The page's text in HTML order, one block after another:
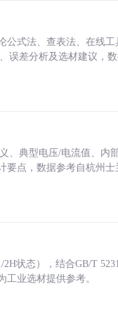
式法、查表法、在线
误差分析及选材建议，
、典型电压/电流值、内
点，数据参考自杭州
状态），结合GB/T
业选材提供参考。